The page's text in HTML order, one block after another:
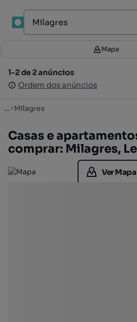
Filtros 1
1-2 de 2 anúncios
Ordem dos anúncios
Mapa
1-2 de 2 anúncios
Ordem dos anúncios
... Milagres
Casas e
comprar: Milagres,
Ver Mapa